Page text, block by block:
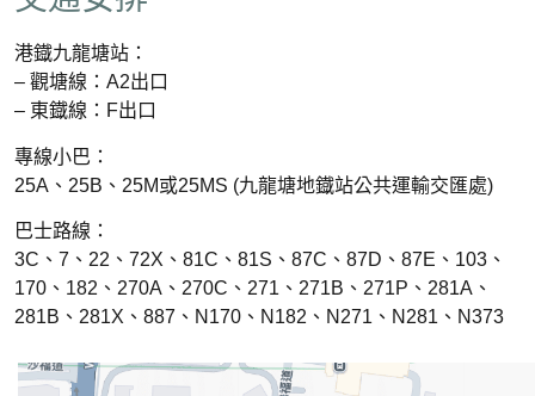
港鐡九龍塘站：
– 觀塘線：A2出口
– 東鐡線：F出口
專線小巴：
25A、25B、25M或25MS (九龍塘地鐡站公共運輸交匯處)
巴士路線：
3C、7、22、72X、81C、81S、87C、87D、87E、103、
170、182、270A、270C、271、271B、271P、281A、
281B、281X、887、N170、N182、N271、N281、N373